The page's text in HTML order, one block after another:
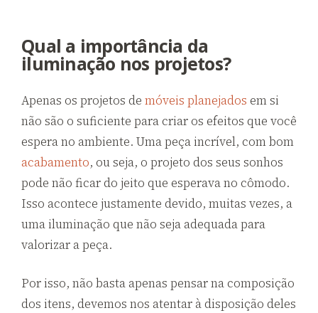
Qual a importância da
iluminação nos projetos?
Apenas os projetos de móveis planejados em si
não são o suficiente para criar os efeitos que você
espera no ambiente. Uma peça incrível, com bom
acabamento, ou seja, o projeto dos seus sonhos
pode não ficar do jeito que esperava no cômodo.
Isso acontece justamente devido, muitas vezes, a
uma iluminação que não seja adequada para
valorizar a peça.
Por isso, não basta apenas pensar na composição
dos itens, devemos nos atentar à disposição deles